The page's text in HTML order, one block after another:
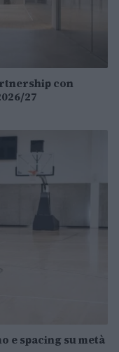
con
27
e spacing su metà